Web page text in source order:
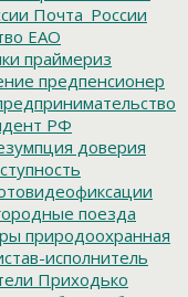
Почта_России
ЕАО
праймериз
предпенсионер
РФ
доверия
поезда
природоохранная
исполнитель
Приходько